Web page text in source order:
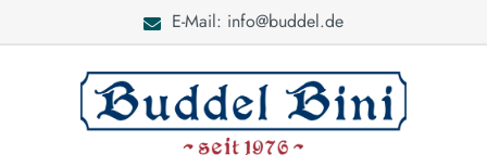
E-Mail: info@buddel.de